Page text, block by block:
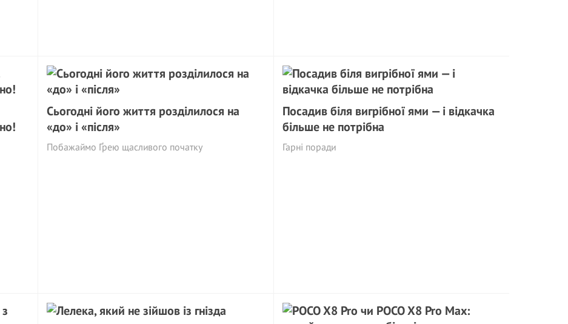
Сьогодні його життя розділилося на
«до» і «після»
Побажаймо Ґрею щасливого початку
Посадив біля вигрібної ями — і відкачка
більше не потрібна
Гарні поради